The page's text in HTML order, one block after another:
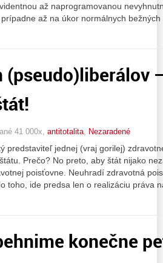
až naprogramovanou
až na úkor normálnych
(pseudo)liberálov
41 000x, antitotalita Nezaradené
predstaviteľ jednej (vraj gorilej)
Prečo? No preto, aby štát nijako
poisťovne. Neuhradí zdravotná
toho, ide predsa len o realizáciu práva
konečne